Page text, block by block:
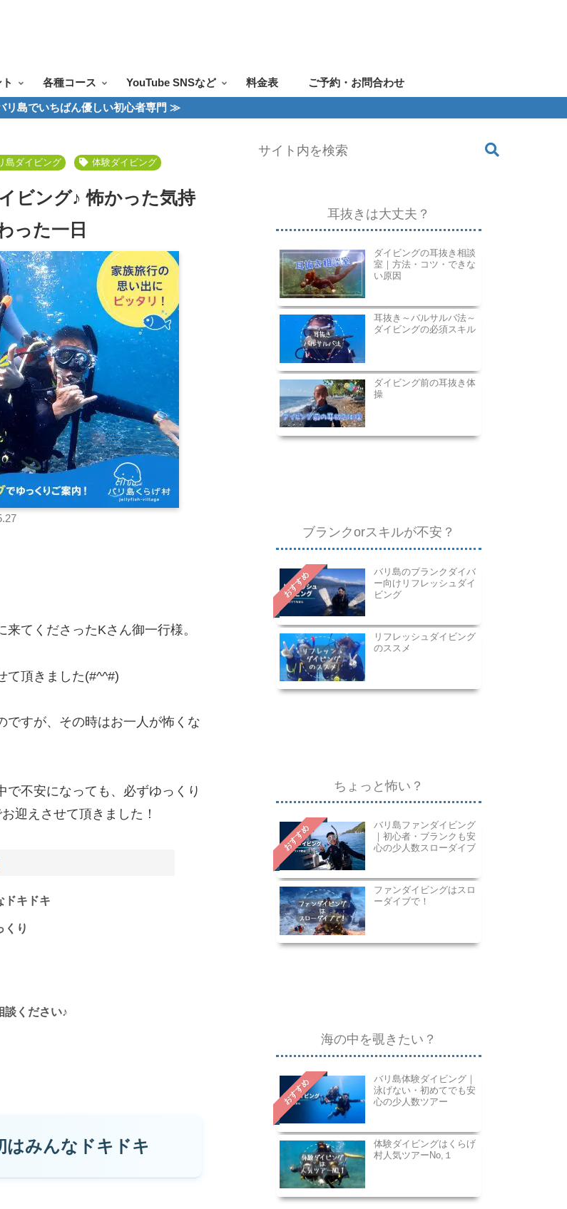
各種コース YouTube SNSなど 料金表 ご予約・お問合わせ
リ島でいちばん優しい初心者専門 ≫
島ダイビング 体験ダイビング
ビング♪ 怖かった気持
った一日
てくださったKさん御一行様。
て頂きました(#^^#)
ですが、その時はお一人が怖くな
不安になっても、必ずゆっくり
迎えさせて頂きました！
ドキドキ
くり
談ください♪
はみんなドキドキ
耳抜きは大丈夫？
ダイビングの耳抜き相談
室｜方法・コツ・できな
い原因
耳抜き～バルサルバ法～
ダイビングの必須スキル
ダイビング前の耳抜き体
操
ブランクorスキルが不安？
おすすめ
バリ島のブランクダイバ
ー向けリフレッシュダイ
ビング
リフレッシュダイビング
のススメ
ちょっと怖い？
おすすめ
バリ島ファンダイビング
｜初心者・ブランクも安
心の少人数スローダイブ
ファンダイビングはスロ
ーダイブで！
海の中を覗きたい？
おすすめ
バリ島体験ダイビング｜
泳げない・初めてでも安
心の少人数ツアー
体験ダイビングはくらげ
村人気ツアーNo,１